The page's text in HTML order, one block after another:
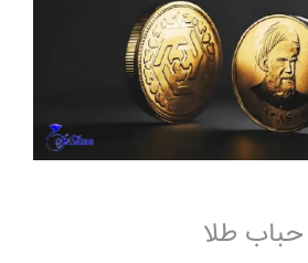
طلا